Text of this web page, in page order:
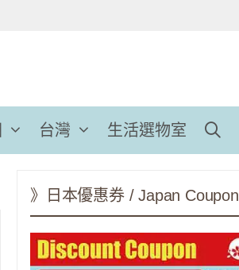
台灣 生活選物室
》日本優惠券 / Japan Coupon